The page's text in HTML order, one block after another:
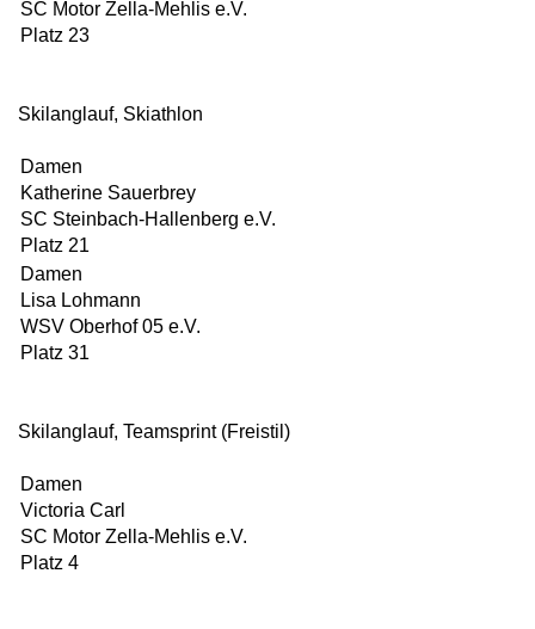
SC Motor Zella-Mehlis e.V.
Platz 23
Skilanglauf, Skiathlon
Damen
Katherine Sauerbrey
SC Steinbach-Hallenberg e.V.
Platz 21
Damen
Lisa Lohmann
WSV Oberhof 05 e.V.
Platz 31
Skilanglauf, Teamsprint (Freistil)
Damen
Victoria Carl
SC Motor Zella-Mehlis e.V.
Platz 4